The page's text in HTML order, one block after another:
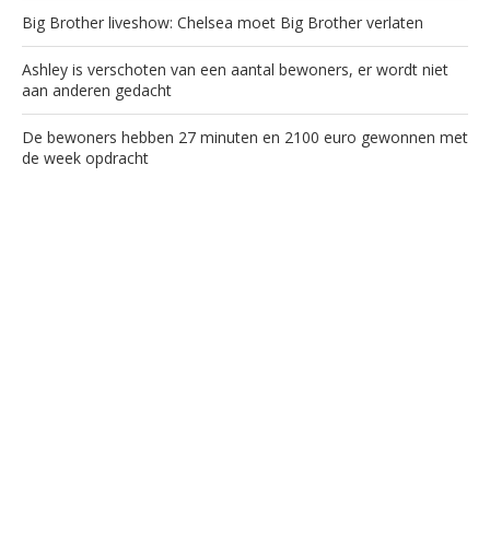
Big Brother liveshow: Chelsea moet Big Brother verlaten
Ashley is verschoten van een aantal bewoners, er wordt niet
aan anderen gedacht
De bewoners hebben 27 minuten en 2100 euro gewonnen met
de week opdracht